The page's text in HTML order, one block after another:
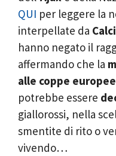
QUI per leggere la
interpellate da
hanno negato il
affermando che la
alle coppe europee
potrebbe essere
giallorossi, nella
smentite di rito o
vivendo…